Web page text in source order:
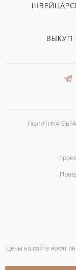
ВЫКУП
ПОЛИТИКА
Цены на сайте носят